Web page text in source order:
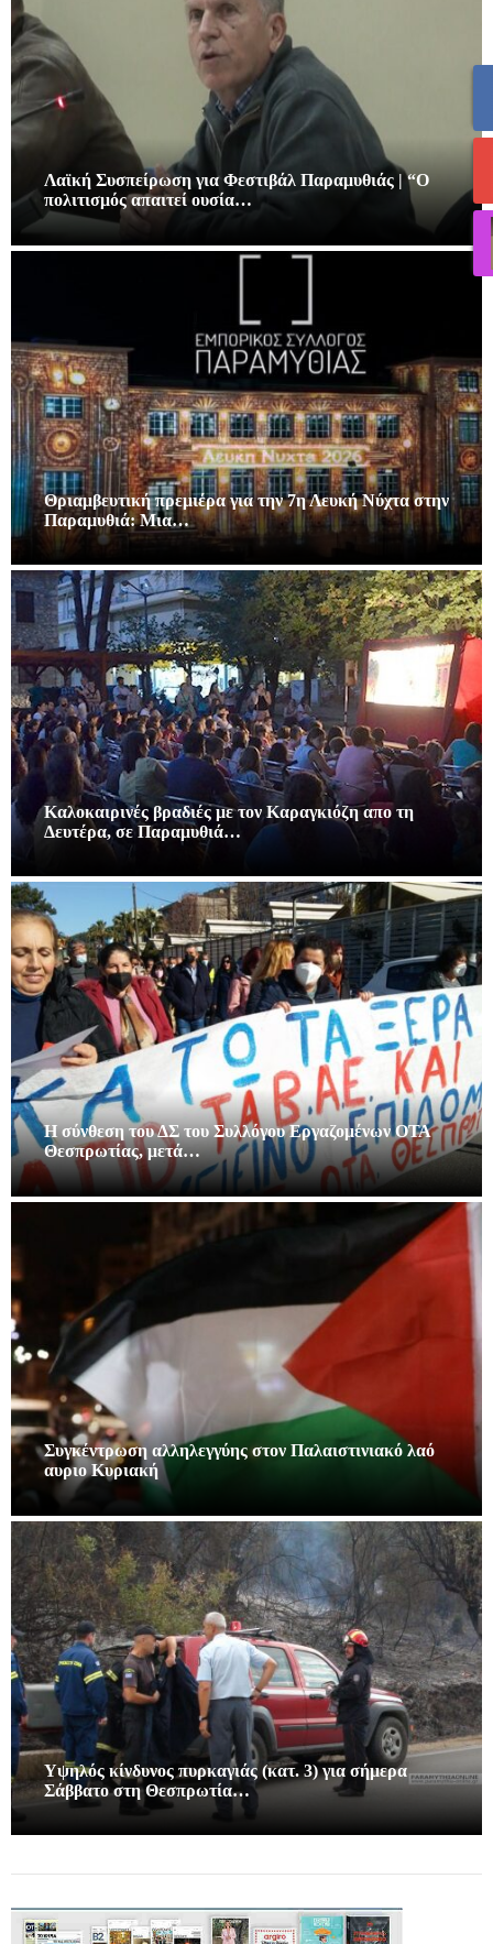
Λαϊκή Συσπείρωση για Φεστιβάλ Παραμυθιάς | “Ο
πολιτισμός απαιτεί ουσία…
Θριαμβευτική πρεμιέρα για την 7η Λευκή Νύχτα στην
Παραμυθιά: Μια…
Καλοκαιρινές βραδιές με τον Καραγκιόζη απο τη
Δευτέρα, σε Παραμυθιά…
Η σύνθεση του ΔΣ του Συλλόγου Εργαζομένων ΟΤΑ
Θεσπρωτίας, μετά…
Συγκέντρωση αλληλεγγύης στον Παλαιστινιακό λαό
αυριο Κυριακή
Υψηλός κίνδυνος πυρκαγιάς (κατ. 3) για σήμερα
Σάββατο στη Θεσπρωτία…